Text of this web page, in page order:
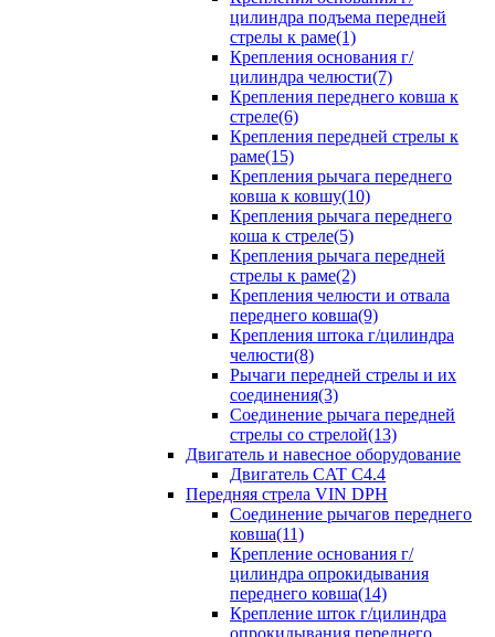
цилиндра подъема передней
стрелы к раме(1)
Крепления основания г/
цилиндра челюсти(7)
Крепления переднего ковша к
стреле(6)
Крепления передней стрелы к
раме(15)
Крепления рычага переднего
ковша к ковшу(10)
Крепления рычага переднего
коша к стреле(5)
Крепления рычага передней
стрелы к раме(2)
Крепления челюсти и отвала
переднего ковша(9)
Крепления штока г/цилиндра
челюсти(8)
Рычаги передней стрелы и их
соединения(3)
Соединение рычага передней
стрелы со стрелой(13)
Двигатель и навесное оборудование
Двигатель CAT C4.4
Передняя стрела VIN DPH
Cоединение рычагов переднего
ковша(11)
Крепление основания г/
цилиндра опрокидывания
переднего ковша(14)
Крепление шток г/цилиндра
опрокидывания переднего